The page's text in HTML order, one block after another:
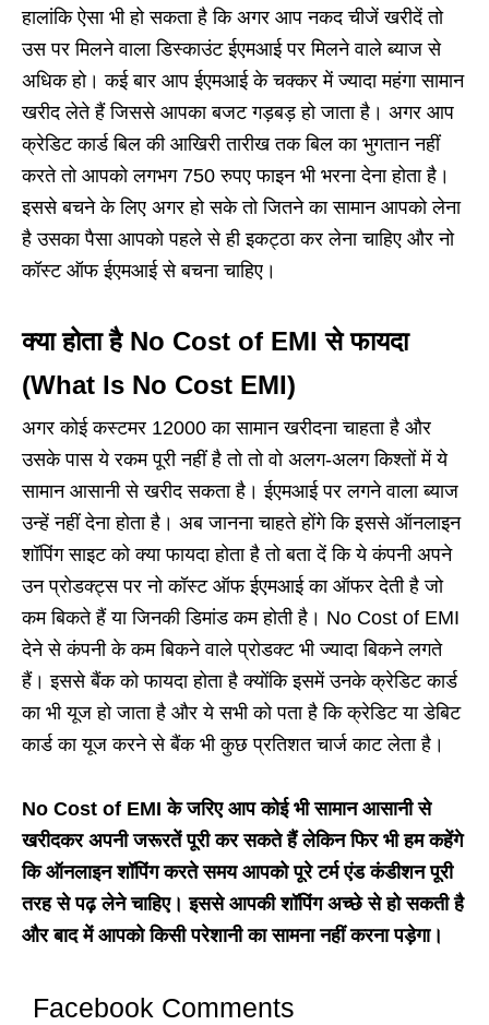
हालांकि ऐसा भी हो सकता है कि अगर आप नकद चीजें खरीदें तो
उस पर मिलने वाला डिस्काउंट ईएमआई पर मिलने वाले ब्याज से
अधिक हो। कई बार आप ईएमआई के चक्कर में ज्यादा महंगा सामान
खरीद लेते हैं जिससे आपका बजट गड़बड़ हो जाता है। अगर आप
क्रेडिट कार्ड बिल की आखिरी तारीख तक बिल का भुगतान नहीं
करते तो आपको लगभग 750 रुपए फाइन भी भरना देना होता है।
इससे बचने के लिए अगर हो सके तो जितने का सामान आपको लेना
है उसका पैसा आपको पहले से ही इकट्ठा कर लेना चाहिए और नो
कॉस्ट ऑफ ईएमआई से बचना चाहिए।
क्या होता है No Cost of EMI से फायदा
(What Is No Cost EMI)
अगर कोई कस्टमर 12000 का सामान खरीदना चाहता है और
उसके पास ये रकम पूरी नहीं है तो तो वो अलग-अलग किश्तों में ये
सामान आसानी से खरीद सकता है। ईएमआई पर लगने वाला ब्याज
उन्हें नहीं देना होता है। अब जानना चाहते होंगे कि इससे ऑनलाइन
शॉपिंग साइट को क्या फायदा होता है तो बता दें कि ये कंपनी अपने
उन प्रोडक्ट्स पर नो कॉस्ट ऑफ ईएमआई का ऑफर देती है जो
कम बिकते हैं या जिनकी डिमांड कम होती है। No Cost of EMI
देने से कंपनी के कम बिकने वाले प्रोडक्ट भी ज्यादा बिकने लगते
हैं। इससे बैंक को फायदा होता है क्योंकि इसमें उनके क्रेडिट कार्ड
का भी यूज हो जाता है और ये सभी को पता है कि क्रेडिट या डेबिट
कार्ड का यूज करने से बैंक भी कुछ प्रतिशत चार्ज काट लेता है।
No Cost of EMI के जरिए आप कोई भी सामान आसानी से
खरीदकर अपनी जरूरतें पूरी कर सकते हैं लेकिन फिर भी हम कहेंगे
कि ऑनलाइन शॉपिंग करते समय आपको पूरे टर्म एंड कंडीशन पूरी
तरह से पढ़ लेने चाहिए। इससे आपकी शॉपिंग अच्छे से हो सकती है
और बाद में आपको किसी परेशानी का सामना नहीं करना पड़ेगा।
Facebook Comments